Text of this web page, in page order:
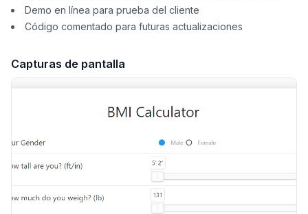
Demo en línea para prueba del cliente
Código comentado para futuras actualizaciones
Capturas de pantalla